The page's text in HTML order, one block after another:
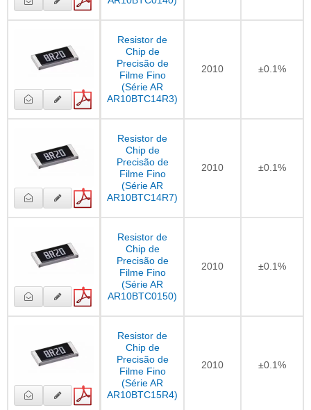
Resistor de
Chip de
Precisão de
Filme Fino
(Série AR
AR10BTC14R3)
2010 ±0.1%
Resistor de
Chip de
Precisão de
Filme Fino
(Série AR
AR10BTC14R7)
2010 ±0.1%
Resistor de
Chip de
Precisão de
Filme Fino
(Série AR
AR10BTC0150)
2010 ±0.1%
Resistor de
Chip de
Precisão de
Filme Fino
(Série AR
AR10BTC15R4)
2010 ±0.1%